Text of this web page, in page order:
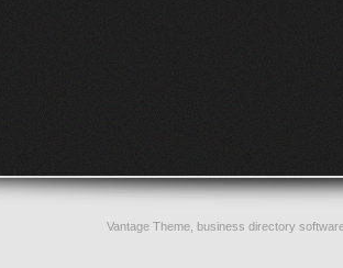
Vantage Theme, business directory